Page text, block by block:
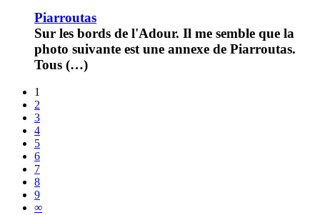
Piarroutas
Sur les bords de l'Adour. Il me semble que la
photo suivante est une annexe de Piarroutas.
Tous (…)
1
2
3
4
5
6
7
8
9
∞